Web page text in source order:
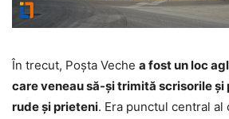
În trecut, Poșta Veche a fost un loc
care veneau să-și trimită scrisorile
rude și prieteni. Era punctul central al